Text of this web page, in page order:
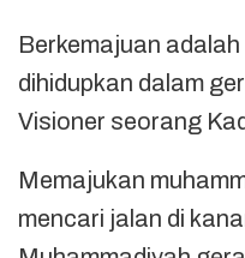
Berkemajuan
dihidupkan dalam
Visioner seorang
Memajukan
mencari jalan di